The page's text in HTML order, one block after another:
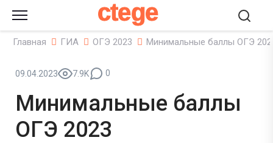
ctege
Главная ГИА ОГЭ 2023 Минимальные баллы ОГЭ
09.04.2023 7.9K 0
Минимальные баллы
ОГЭ 2023